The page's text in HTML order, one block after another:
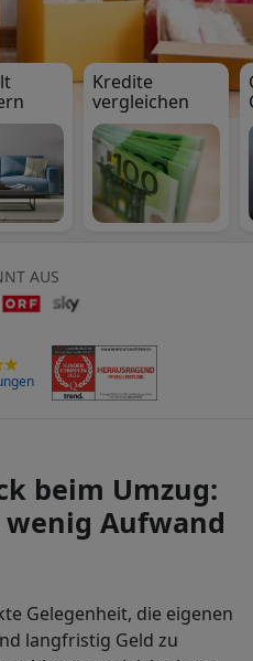
Kredite
vergleichen
AUS
beim Umzug:
Aufwand
Gelegenheit, die eigenen
langfristig Geld zu